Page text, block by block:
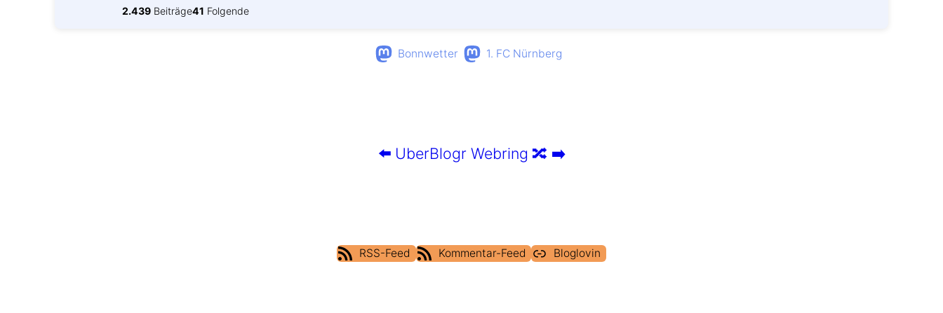
2.439 Beiträge41 Folgende
Bonnwetter 1. FC Nürnberg
⬅️ UberBlogr Webring 🔀 ➡️
RSS-Feed Kommentar-Feed Bloglovin